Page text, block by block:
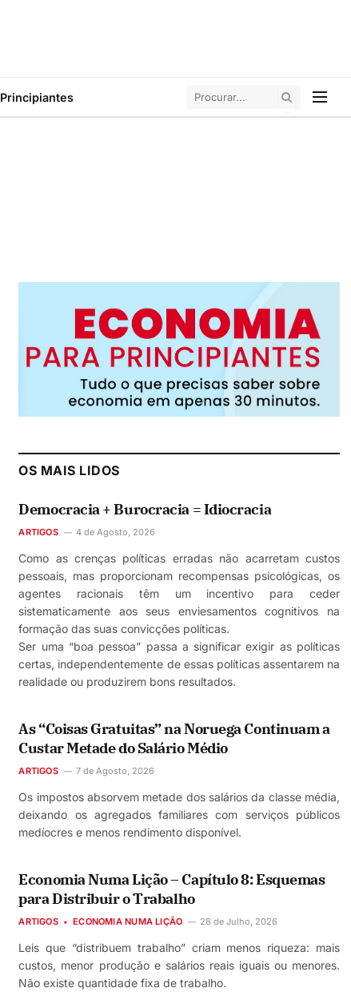
Principiantes
OS MAIS LIDOS
Democracia + Burocracia = Idiocracia
ARTIGOS 4 de Agosto, 2026
Como as crenças políticas erradas não acarretam custos
pessoais, mas proporcionam recompensas psicológicas, os
agentes racionais têm um incentivo para ceder
sistematicamente aos seus enviesamentos cognitivos na
formação das suas convicções políticas.
Ser uma “boa pessoa” passa a significar exigir as políticas
certas, independentemente de essas políticas assentarem na
realidade ou produzirem bons resultados.
As “Coisas Gratuitas” na Noruega Continuam a
Custar Metade do Salário Médio
ARTIGOS 7 de Agosto, 2026
Os impostos absorvem metade dos salários da classe média,
deixando os agregados familiares com serviços públicos
medíocres e menos rendimento disponível.
Economia Numa Lição – Capítulo 8: Esquemas
para Distribuir o Trabalho
ARTIGOS ECONOMIA NUMA LIÇÃO 28 de Julho, 2026
Leis que “distribuem trabalho” criam menos riqueza: mais
custos, menor produção e salários reais iguais ou menores.
Não existe quantidade fixa de trabalho.